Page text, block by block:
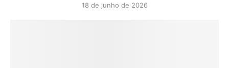
18 de junho de 2026